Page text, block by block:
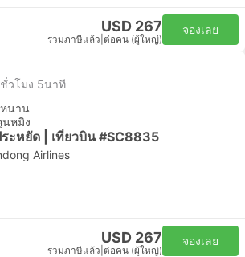
USD 267
รวมภาษีแล้ว ต่อคน (ผู้ใหญ่)
จองเลย
วโมง 5นาที
นาน
นหมิง
ะหยัด | เที่ยวบิน #SC8835
Airlines
USD 267
รวมภาษีแล้ว ต่อคน (ผู้ใหญ่)
จองเลย